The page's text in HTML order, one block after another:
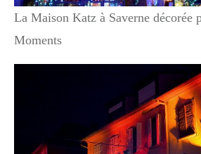
La Maison Katz à Saverne décorée
Moments